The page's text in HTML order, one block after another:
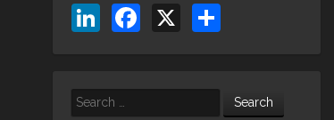
Li
e
X
g
Search